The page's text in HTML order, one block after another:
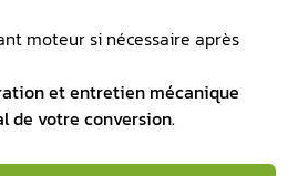
moteur si nécessaire après
et entretien mécanique
de votre conversion.